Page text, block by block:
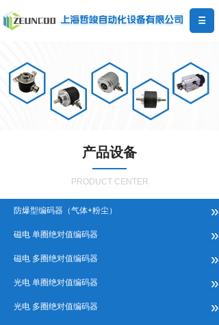
产品设备
PRODUCT CENTER
防爆型编码器（气体+粉尘） »
磁电 单圈绝对值编码器 »
磁电 多圈绝对值编码器 »
光电 单圈绝对值编码器 »
光电 多圈绝对值编码器 »